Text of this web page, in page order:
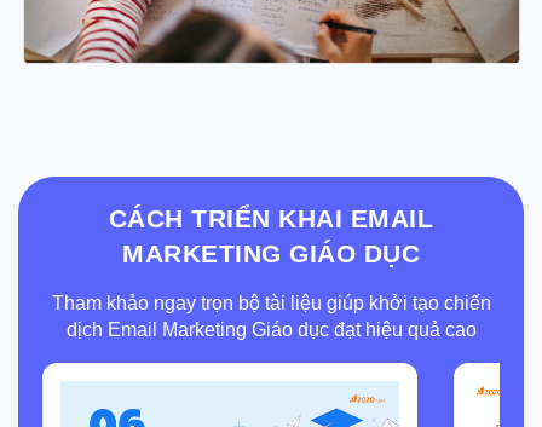
CÁCH TRIỂN KHAI EMAIL
MARKETING GIÁO DỤC
Tham khảo ngay trọn bộ tài liệu giúp khởi tạo chiến
dịch Email Marketing Giáo dục đạt hiệu quả cao